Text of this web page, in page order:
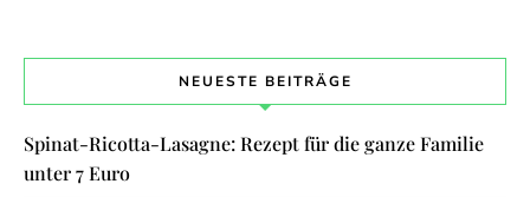
NEUESTE BEITRÄGE
Spinat-Ricotta-Lasagne: Rezept für die ganze Familie
unter 7 Euro